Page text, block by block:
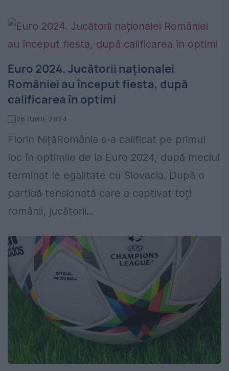
Euro 2024. Jucătorii naționalei
României au început fiesta, după
calificarea în optimi
26 IUNIE 2024
Florin NițăRomânia s-a calificat pe primul
loc în optimile de la Euro 2024, după meciul
terminat le egalitate cu Slovacia. După o
partidă tensionată care a captivat toți
românii, jucătorii...